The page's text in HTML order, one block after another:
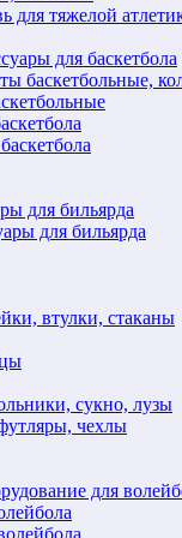
для тяжелой
для баскетбола
баскетбольные,
для бильярда
для бильярда
втулки, стаканы
сукно, лузы
чехлы
для